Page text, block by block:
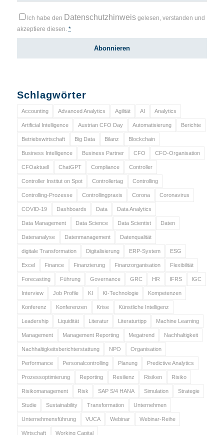
Ich habe den Datenschutzhinweisgelesen, verstanden und
akzeptiere diesen. *
Schlagwörter
Accounting Advanced Analytics Agilität AI Analytics
Artificial Intelligence Austrian CFO Day Automatisierung Berichte
Betriebswirtschaft Big Data Bilanz Blockchain
Business Intelligence Business Partner CFO CFO-Organisation
CFOaktuell ChatGPT Compliance Controller
Controller Institut on Spot Controllertag Controlling
Controlling-Prozesse Controllingpraxis Corona Coronavirus
COVID-19 Dashboards Data Data Analytics
Data Management Data Science Data Scientist Daten
Datenanalyse Datenmanagement Datenqualität
digitale Transformation Digitalisierung ERP-System ESG
Excel Finance Finanzierung Finanzorganisation Flexibilität
Forecasting Führung Governance GRC HR IFRS IGC
Interview Job Profile KI KI-Technologie Kompetenzen
Konferenz Konferenzen Krise Künstliche Intelligenz
Leadership Liquidität Literatur Literaturtipp Machine Learning
Management Management Reporting Megatrend Nachhaltigkeit
Nachhaltigkeitsberichterstattung NPO Organisation
Performance Personalcontrolling Planung Predictive Analytics
Prozessoptimierung Reporting Resilienz Risiken Risiko
Risikomanagement Risk SAP S/4 HANA Simulation Strategie
Studie Sustainability Transformation Unternehmen
Unternehmensführung VUCA Webinar Webinar-Reihe
Wirtschaft Working Capital